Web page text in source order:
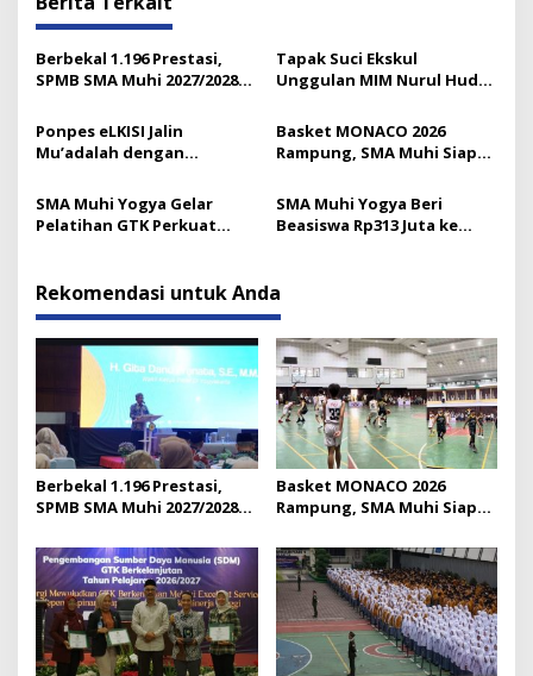
Berbekal 1.196 Prestasi,
SPMB SMA Muhi 2027/2028
Tapak Suci Ekskul
Unggulan MIM Nurul Huda
Ponpes eLKISI Jalin
Mu’adalah dengan
Basket MONACO 2026
Rampung, SMA Muhi Siap
SMA Muhi Yogya Gelar
Pelatihan GTK Perkuat
SMA Muhi Yogya Beri
Beasiswa Rp313 Juta ke
Rekomendasi untuk Anda
Berbekal 1.196 Prestasi,
SPMB SMA Muhi 2027/2028
Basket MONACO 2026
Rampung, SMA Muhi Siap